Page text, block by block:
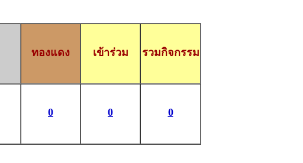
ทองแดง เข้าร่วม รวมกิจกรรม
0 0 0